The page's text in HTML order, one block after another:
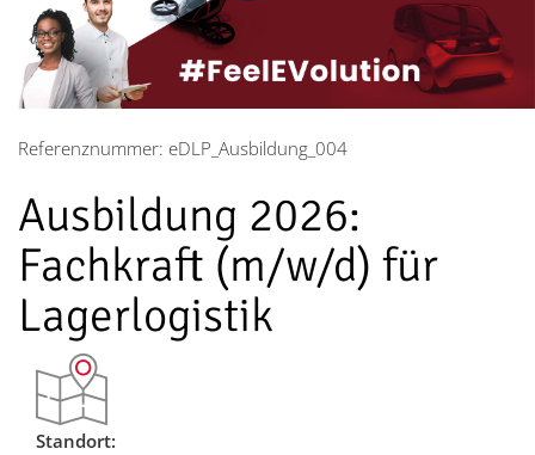
Referenznummer: eDLP_Ausbildung_004
Ausbildung 2026:
Fachkraft (m/w/d) für
Lagerlogistik
Standort: